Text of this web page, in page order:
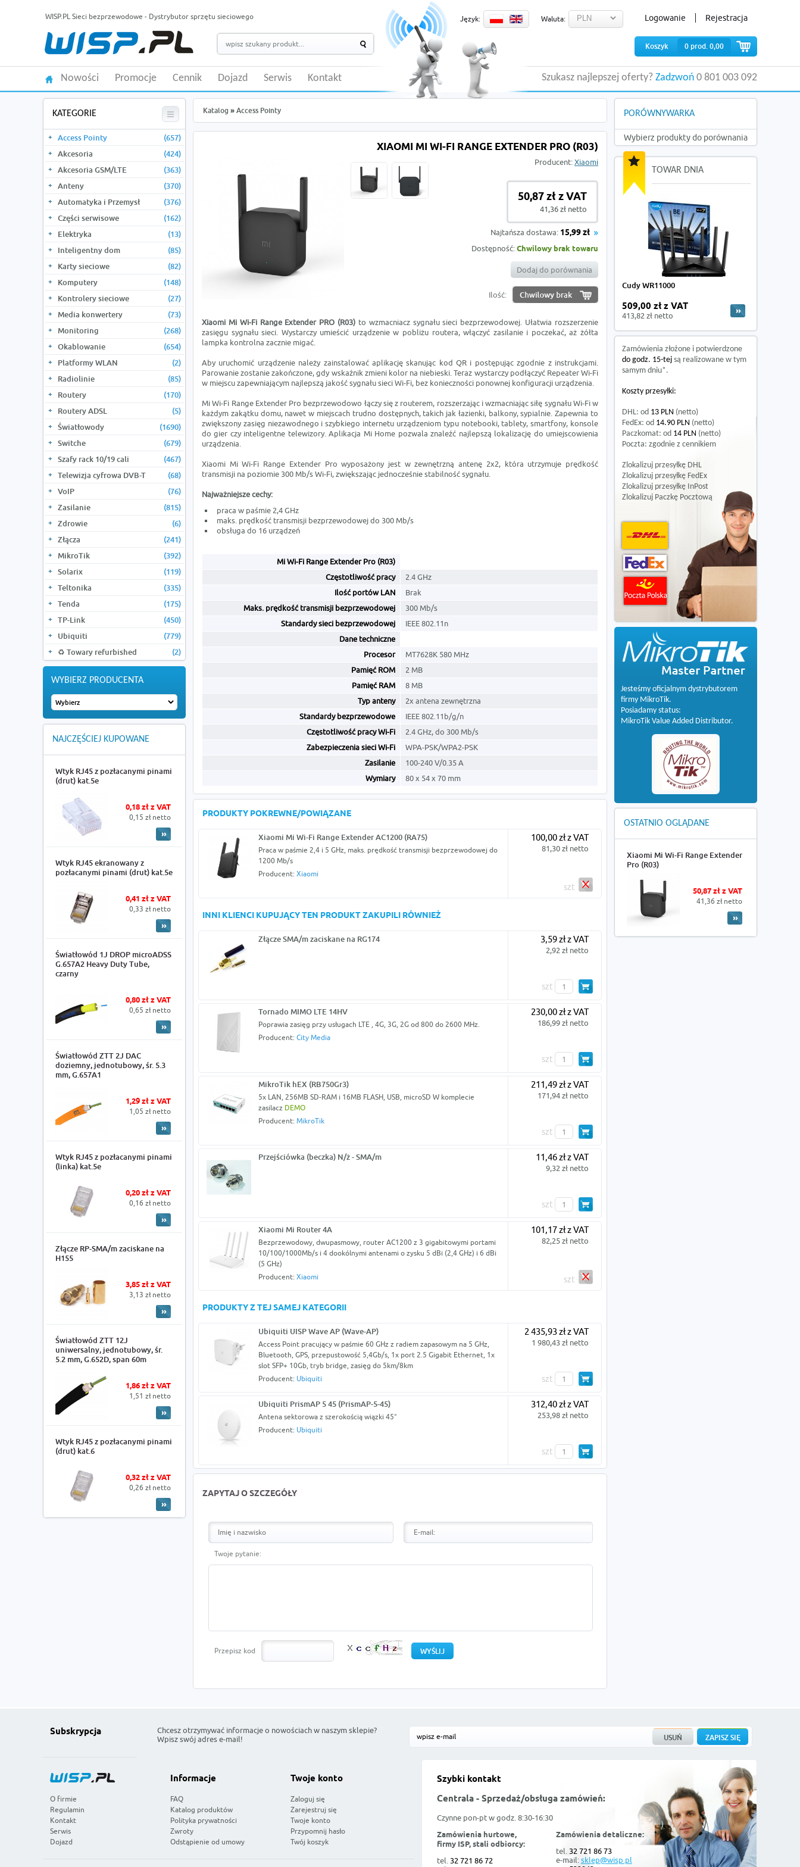
WISP.PL Sieci bezprzewodowe - Dystrybutor sprzętu sieciowego Język: Waluta: Logowanie Rejestracja
Koszyk 0 prod. 0,00
Szukasz najlepszej oferty? Zadzwoń 0 801 003 092
Nowości Promocje Cennik Dojazd Serwis Kontakt
KATEGORIE
Access Pointy
(657)
Akcesoria
(424)
Akcesoria GSM/LTE
(363)
Anteny
(370)
Automatyka i Przemysł
(376)
Części serwisowe
(162)
Elektryka
(13)
Inteligentny dom
(85)
Karty sieciowe
(82)
Komputery
(148)
Kontrolery sieciowe
(27)
Media konwertery
(73)
Monitoring
(268)
Okablowanie
(654)
Platformy WLAN
(2)
Radiolinie
(85)
Routery
(170)
Routery ADSL
(5)
Światłowody
(1690)
Switche
(679)
Szafy rack 10/19 cali
(467)
Telewizja cyfrowa DVB-T
(68)
VoIP
(76)
Zasilanie
(815)
Zdrowie
(6)
Złącza
(241)
MikroTik
(392)
Solarix
(119)
Teltonika
(335)
Tenda
(175)
TP-Link
(450)
Ubiquiti
(779)
♻️ Towary refurbished
(2)
WYBIERZ PRODUCENTA
NAJCZĘŚCIEJ KUPOWANE
Wtyk RJ45 z pozłacanymi pinami
(drut) kat.5e
0,18 zł z VAT
0,15 zł netto
Wtyk RJ45 ekranowany z
pozłacanymi pinami (drut) kat.5e
0,41 zł z VAT
0,33 zł netto
Światłowód 1J DROP microADSS
G.657A2 Heavy Duty Tube,
czarny
0,80 zł z VAT
0,65 zł netto
Światłowód ZTT 2J DAC
doziemny, jednotubowy, śr. 5.3
mm, G.657A1
1,29 zł z VAT
1,05 zł netto
Wtyk RJ45 z pozłacanymi pinami
(linka) kat.5e
0,20 zł z VAT
0,16 zł netto
Złącze RP-SMA/m zaciskane na
H155
3,85 zł z VAT
3,13 zł netto
Światłowód ZTT 12J
uniwersalny, jednotubowy, śr.
5.2 mm, G.652D, span 60m
1,86 zł z VAT
1,51 zł netto
Wtyk RJ45 z pozłacanymi pinami
(drut) kat.6
0,32 zł z VAT
0,26 zł netto
Katalog » Access Pointy
XIAOMI MI WI-FI RANGE EXTENDER PRO (R03)
Producent:Xiaomi
50,87 zł z VAT
41,36 zł netto
Najtańsza dostawa: 15,99 zł
Dostępność:Chwilowy brak towaru
Dodaj do porównania
Ilość:
Xiaomi Mi Wi-Fi Range Extender PRO (R03) to wzmacniacz sygnału sieci bezprzewodowej. Ułatwia rozszerzenie
zasięgu sygnału sieci. Wystarczy umieścić urządzenie w pobliżu routera, włączyć zasilanie i poczekać, aż żółta
lampka kontrolna zacznie migać.
Aby uruchomić urządzenie należy zainstalować aplikację skanując kod QR i postępując zgodnie z instrukcjami.
Parowanie zostanie zakończone, gdy wskaźnik zmieni kolor na niebieski. Teraz wystarczy podłączyć Repeater Wi-Fi
w miejscu zapewniającym najlepszą jakość sygnału sieci Wi-Fi, bez konieczności ponownej konfiguracji urządzenia.
Mi Wi-Fi Range Extender Pro bezprzewodowo łączy się z routerem, rozszerzając i wzmacniając siłę sygnału Wi-Fi w
każdym zakątku domu, nawet w miejscach trudno dostępnych, takich jak łazienki, balkony, sypialnie. Zapewnia to
zwiększony zasięg niezawodnego i szybkiego internetu urządzeniom typu notebooki, tablety, smartfony, konsole
do gier czy inteligentne telewizory. Aplikacja Mi Home pozwala znaleźć najlepszą lokalizację do umiejscowienia
urządzenia.
Xiaomi Mi Wi-Fi Range Extender Pro wyposażony jest w zewnętrzną antenę 2x2, która utrzymuje prędkość
transmisji na poziomie 300 Mb/s Wi-Fi, zwiększając jednocześnie stabilność sygnału.
Najważniejsze cechy:
praca w paśmie 2,4 GHz
maks. prędkość transmisji bezprzewodowej do 300 Mb/s
obsługa do 16 urządzeń
Mi Wi-Fi Range Extender Pro (R03)
Częstotliwość pracy
2.4 GHz
Ilość portów LAN
Brak
Maks. prędkość transmisji bezprzewodowej
300 Mb/s
Standardy sieci bezprzewodowej
IEEE 802.11n
Dane techniczne
Procesor
MT7628K 580 MHz
Pamięć ROM
2 MB
Pamięć RAM
8 MB
Typ anteny
2x antena zewnętrzna
Standardy bezprzewodowe
IEEE 802.11b/g/n
Częstotliwość pracy Wi-Fi
2.4 GHz, do 300 Mb/s
Zabezpieczenia sieci Wi-Fi
WPA-PSK/WPA2-PSK
Zasilanie
100-240 V/0.35 A
Wymiary
80 x 54 x 70 mm
PRODUKTY POKREWNE/POWIĄZANE
Xiaomi Mi Wi-Fi Range Extender AC1200 (RA75)
Praca w paśmie 2,4 i 5 GHz, maks. prędkość transmisji bezprzewodowej do
1200 Mb/s
Producent: Xiaomi
100,00 zł z VAT
81,30 zł netto
szt
INNI KLIENCI KUPUJĄCY TEN PRODUKT ZAKUPILI RÓWNIEŻ
Złącze SMA/m zaciskane na RG174 3,59 zł z VAT
2,92 zł netto
szt
Tornado MIMO LTE 14HV
Poprawia zasięg przy usługach LTE , 4G, 3G, 2G od 800 do 2600 MHz.
Producent: City Media
230,00 zł z VAT
186,99 zł netto
szt
MikroTik hEX (RB750Gr3)
5x LAN, 256MB SD-RAM i 16MB FLASH, USB, microSD W komplecie
zasilacz DEMO
Producent: MikroTik
211,49 zł z VAT
171,94 zł netto
szt
Przejściówka (beczka) N/ż - SMA/m 11,46 zł z VAT
9,32 zł netto
szt
Xiaomi Mi Router 4A
Bezprzewodowy, dwupasmowy, router AC1200 z 3 gigabitowymi portami
10/100/1000Mb/s i 4 dookólnymi antenami o zysku 5 dBi (2,4 GHz) i 6 dBi
(5 GHz)
Producent: Xiaomi
101,17 zł z VAT
82,25 zł netto
szt
PRODUKTY Z TEJ SAMEJ KATEGORII
Ubiquiti UISP Wave AP (Wave-AP)
Access Point pracujący w paśmie 60 GHz z radiem zapasowym na 5 GHz,
Bluetooth, GPS, przepustowość 5,4Gb/s, 1x port 2.5 Gigabit Ethernet, 1x
slot SFP+ 10Gb, tryb bridge, zasięg do 5km/8km
Producent: Ubiquiti
2 435,93 zł z VAT
1 980,43 zł netto
szt
Ubiquiti PrismAP 5 45 (PrismAP-5-45)
Antena sektorowa z szerokością wiązki 45°
Producent: Ubiquiti
312,40 zł z VAT
253,98 zł netto
szt
ZAPYTAJ O SZCZEGÓŁY
Twoje pytanie:
Przepisz kod
PORÓWNYWARKA
Wybierz produkty do porównania
TOWAR DNIA
Cudy WR11000
509,00 zł z VAT
413,82 zł netto
Zamówienia złożone i potwierdzone
do godz. 15-tej są realizowane w tym
samym dniu*.
Koszty przesyłki:
DHL: od 13 PLN (netto)
FedEx: od 14.90 PLN (netto)
Paczkomat: od 14 PLN (netto)
Poczta: zgodnie z cennikiem
Zlokalizuj przesyłkę DHL
Zlokalizuj przesyłkę FedEx
Zlokalizuj przesyłkę InPost
Zlokalizuj Paczkę Pocztową
Jesteśmy oficjalnym dystrybutorem
firmy MikroTik.
Posiadamy status:
MikroTik Value Added Distributor.
OSTATNIO OGLĄDANE
Xiaomi Mi Wi-Fi Range Extender
Pro (R03)
50,87 zł z VAT
41,36 zł netto
Subskrypcja
Chcesz otrzymywać informacje o nowościach w naszym sklepie?
Wpisz swój adres e-mail!
Szybki kontakt
Centrala - Sprzedaż/obsługa zamówień:
Czynne pon-pt w godz. 8:30-16:30
Zamówienia hurtowe,
firmy ISP, stali odbiorcy:
tel. 32 721 86 72
Zamówienia detaliczne:
tel. 32 721 86 73
e-mail:sklep@wisp.pl
O firmie
Regulamin
Kontakt
Serwis
Dojazd
Informacje
FAQ
Katalog produktów
Polityka prywatności
Zwroty
Odstąpienie od umowy
Twoje konto
Zaloguj się
Zarejestruj się
Twoje konto
Przypomnij hasło
Twój koszyk